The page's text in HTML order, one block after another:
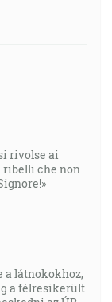
rivolse ai
ribelli che non
a látnokokhoz,
a félresikerült